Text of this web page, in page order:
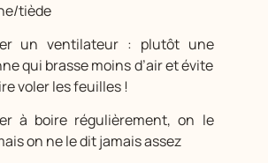
tiède
un ventilateur : plutôt une
qui brasse moins d’air et évite
voler les feuilles !
à boire régulièrement, on le
on ne le dit jamais assez